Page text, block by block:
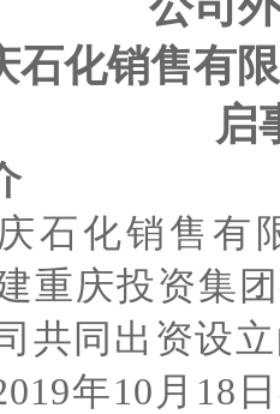
石化销售有
启
石化销售有
重庆投资集
共同出资设
年10月18